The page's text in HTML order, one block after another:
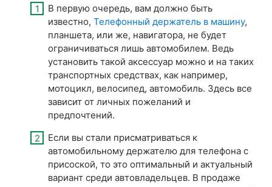
В первую очередь, вам должно быть
известно, Телефонный держатель в машину,
планшета, или же, навигатора, не будет
ограничиваться лишь автомобилем. Ведь
установить такой аксессуар можно и на таких
транспортных средствах, как например,
мотоцикл, велосипед, автомобиль. Здесь все
зависит от личных пожеланий и
предпочтений.
Если вы стали присматриваться к
автомобильному держателю для телефона с
присоской, то это оптимальный и актуальный
вариант среди автовладельцев. В продаже